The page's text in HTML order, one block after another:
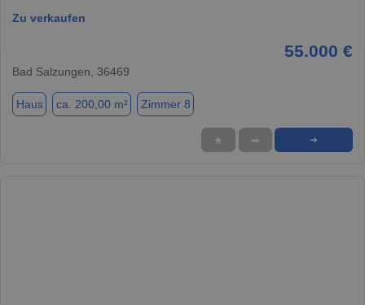
Zu verkaufen
55.000 €
Bad Salzungen, 36469
Haus ca. 200,00 m² Zimmer 8
★ ➦ ➜